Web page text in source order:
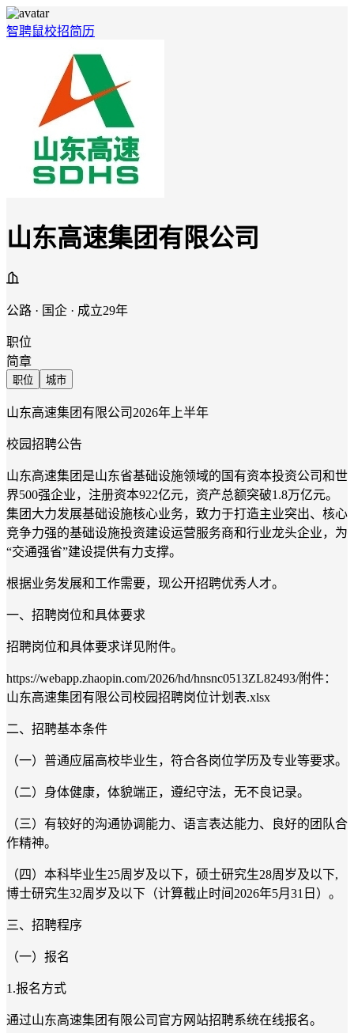
智聘鼠校招简历
山东高速集团有限公司
公路 · 国企 · 成立29年
职位
简章
职位 城市
山东高速集团有限公司 2026年 上半年
校园招聘公告
山东高速集团是山东省基础设施领域的国有资本投资公司和世
界500强企业，注册资本922亿元，资产总额突破1.8万亿元。
集团大力发展基础设施核心业务，致力于打造主业突出、核心
竞争力强的基础设施投资建设运营服务商和行业龙头企业，为
“交通强省”建设提供有力支撑。
根据业务发展和工作需要，现公开招聘优秀人才。
一、招聘岗位和具体要求
招聘岗位和具体要求详见附件。
https://webapp.zhaopin.com/2026/hd/hnsnc0513ZL82493/附件：
山东高速集团有限公司校园招聘岗位计划表.xlsx
二、招聘基本条件
（一）普通应届高校毕业生，符合各岗位学历及专业等要求。
（二）身体健康，体貌端正，遵纪守法，无不良记录。
（三）有较好的沟通协调能力、语言表达能力、良好的团队合
作精神。
（四）本科毕业生25周岁及以下，硕士研究生28周岁及以下,
博士研究生32周岁及以下 （计算截止时间 2026年5月 31 日）。
三、招聘程序
（一）报名
1.报名方式
通过山东高速集团有限公司官方网站招聘系统在线报名。